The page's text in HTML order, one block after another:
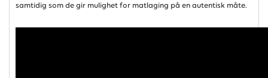
samtidig som de gir mulighet for matlaging på en autentisk måte.